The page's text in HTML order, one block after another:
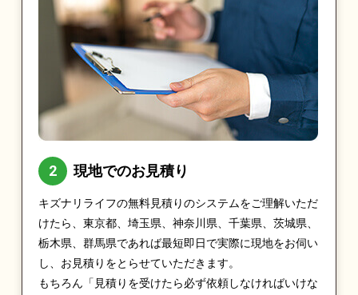
現地でのお見積り
キズナリライフの無料見積りのシステムをご理解いただ
けたら、東京都、埼玉県、神奈川県、千葉県、茨城県、
栃木県、群馬県であれば最短即日で実際に現地をお伺い
し、お見積りをとらせていただきます。
もちろん「見積りを受けたら必ず依頼しなければいけな